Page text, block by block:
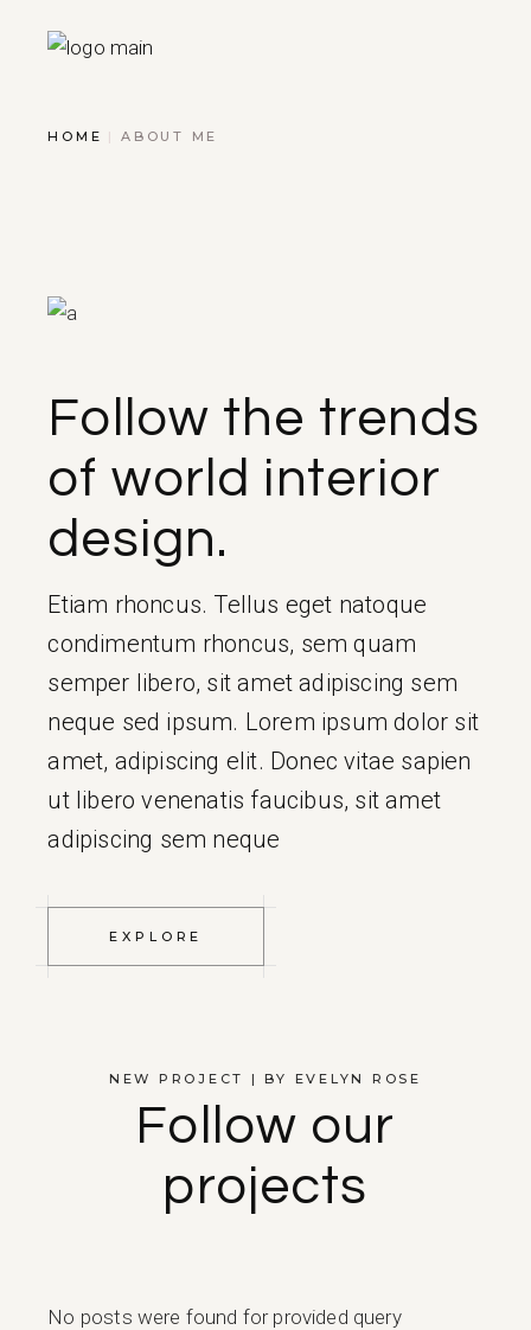
HOME ABOUT ME
Follow the trends
of world interior
design.
Etiam rhoncus. Tellus eget natoque
condimentum rhoncus, sem quam
semper libero, sit amet adipiscing sem
neque sed ipsum. Lorem ipsum dolor sit
amet, adipiscing elit. Donec vitae sapien
ut libero venenatis faucibus, sit amet
adipiscing sem neque
EXPLORE
NEW PROJECT | BY EVELYN ROSE
Follow our
projects
No posts were found for provided query